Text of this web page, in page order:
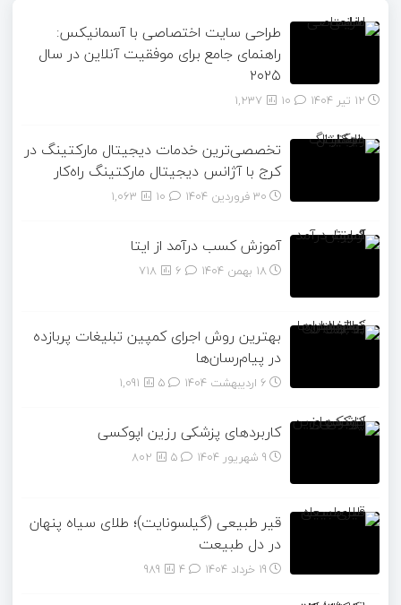
طراحی سایت اختصاصی با آسمانیکس:
راهنمای جامع برای موفقیت آنلاین در سال
۲۰۲۵
12 تیر 1404 1,237
تخصصی‌ترین خدمات دیجیتال مارکتینگ در
کرج با آژانس دیجیتال مارکتینگ راه‌کار
30 فروردین 1404 1,063
آموزش کسب درآمد از ایتا
18 بهمن 1404 718
بهترین روش اجرای کمپین تبلیغات پربازده
در پیام‌رسان‌ها
6 اردیبهشت 1404 1,091
کاربردهای پزشکی رزین اپوکسی
9 شهریور 1404 802
قیر طبیعی (گیلسونایت)؛ طلای سیاه پنهان
در دل طبیعت
19 خرداد 1404 989